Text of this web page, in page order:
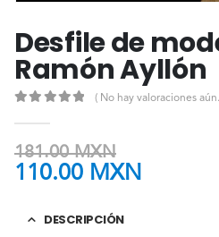
Desfile de
Ramón Ayllón
( No hay valoraciones
181.00MXN
110.00 MXN
DESCRIPCIÓN